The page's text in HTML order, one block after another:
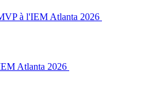
à l'IEM Atlanta 2026
Atlanta 2026